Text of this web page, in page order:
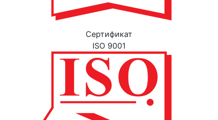
Cертификат
ISO 9001